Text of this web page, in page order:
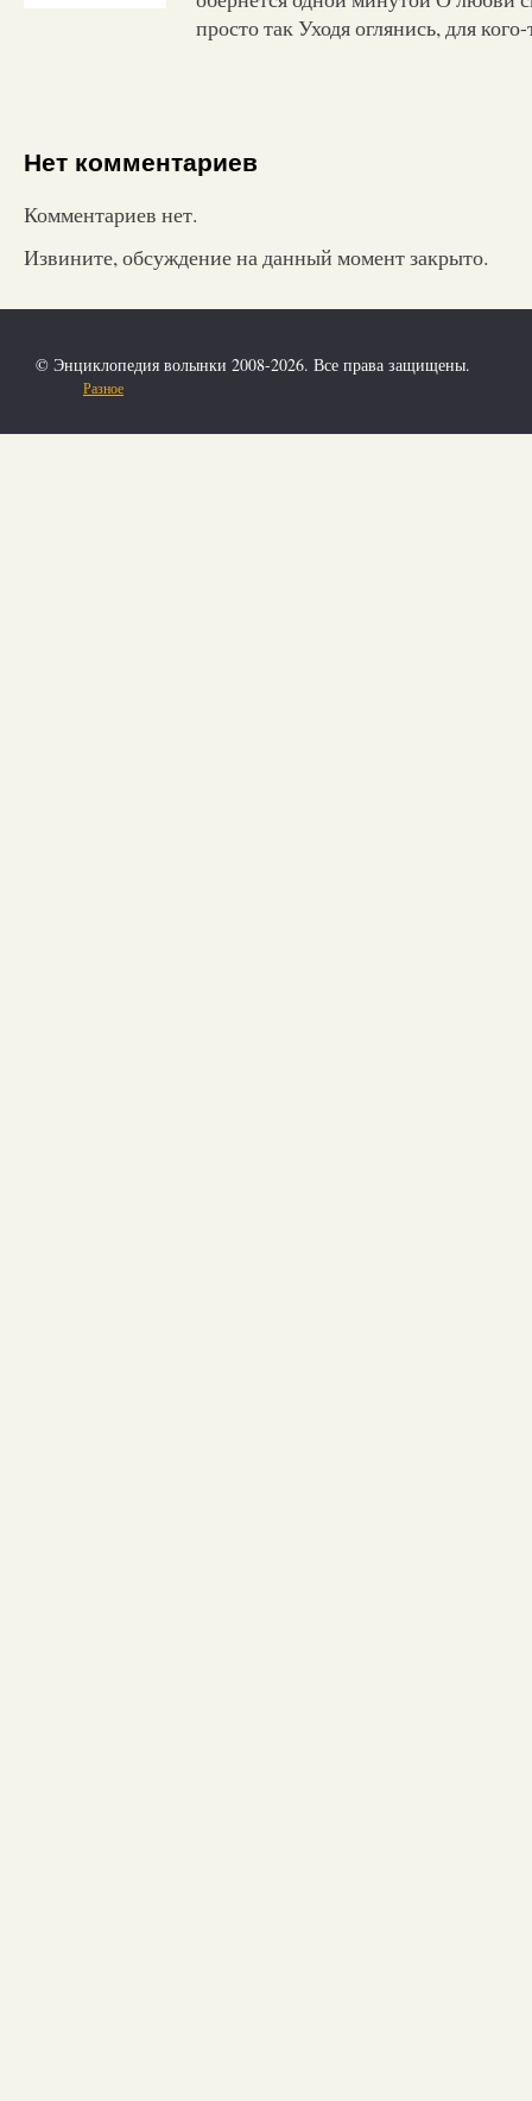
просто так Уходя оглянись, для
Нет комментариев
Комментариев нет.
Извините, обсуждение на данный момент закрыто.
© Энциклопедия волынки 2008-2026. Все права защищены.
Разное